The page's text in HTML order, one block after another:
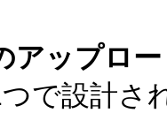
アップロ
で設計さ